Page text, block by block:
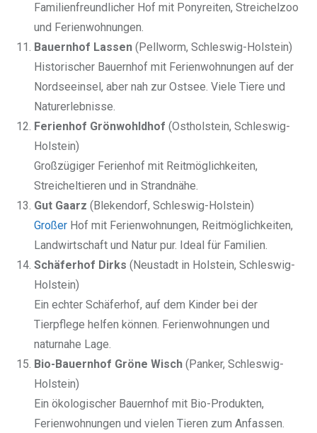
Familienfreundlicher Hof mit Ponyreiten, Streichelzoo
und Ferienwohnungen.
Bauernhof Lassen (Pellworm, Schleswig-Holstein)
Historischer Bauernhof mit Ferienwohnungen auf der
Nordseeinsel, aber nah zur Ostsee. Viele Tiere und
Naturerlebnisse.
Ferienhof Grönwohldhof (Ostholstein, Schleswig-
Holstein)
Großzügiger Ferienhof mit Reitmöglichkeiten,
Streicheltieren und in Strandnähe.
Gut Gaarz (Blekendorf, Schleswig-Holstein)
Großer Hof mit Ferienwohnungen, Reitmöglichkeiten,
Landwirtschaft und Natur pur. Ideal für Familien.
Schäferhof Dirks (Neustadt in Holstein, Schleswig-
Holstein)
Ein echter Schäferhof, auf dem Kinder bei der
Tierpflege helfen können. Ferienwohnungen und
naturnahe Lage.
Bio-Bauernhof Gröne Wisch (Panker, Schleswig-
Holstein)
Ein ökologischer Bauernhof mit Bio-Produkten,
Ferienwohnungen und vielen Tieren zum Anfassen.